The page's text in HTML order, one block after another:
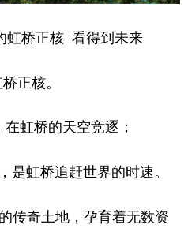
虹桥正核 看得到未来
正核。
虹桥的天空竞逐；
是虹桥追赶世界的时速。
传奇土地，孕育着无数资